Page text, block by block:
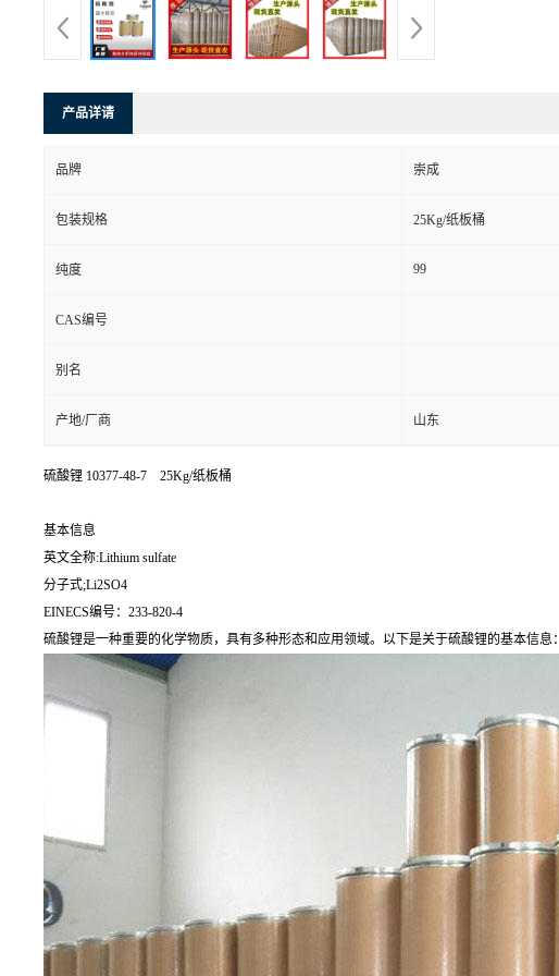
产品详请
品牌 崇成
包装规格 25Kg/纸板桶
纯度 99
CAS编号
别名
产地/厂商 山东
硫酸锂 10377-48-7 25Kg/纸板桶
基本信息
英文全称:Lithium sulfate
分子式;Li2SO4
EINECS编号：233-820-4
硫酸锂是一种重要的化学物质，具有多种形态和应用领域。以下是关于硫酸锂的基本信息：